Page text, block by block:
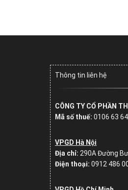
Thông tin liên hệ
CÔNG TY CỔ PHẦN
Mã số thuế: 0106 63
VPGD Hà Nội
Địa chỉ: 290A Đường
Điện thoại: 0912 486